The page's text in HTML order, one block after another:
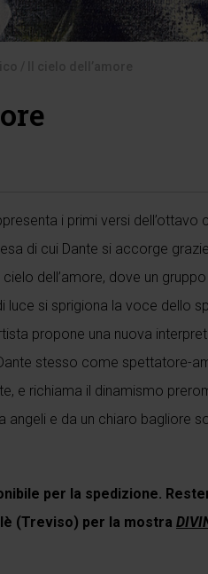
i primi versi
di cui Dante si accorge
dell’amore, dove un
si sprigiona la voce dello
propone una nuova
stesso come spettatore-
e richiama il dinamismo
angeli e da un chiaro bagliore
per la spedizione.
(Treviso) per la mostra